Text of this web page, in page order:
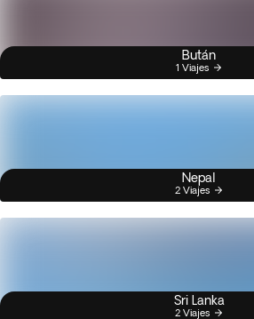
Bután
1 Viajes
Nepal
2 Viajes
Sri Lanka
2 Viajes